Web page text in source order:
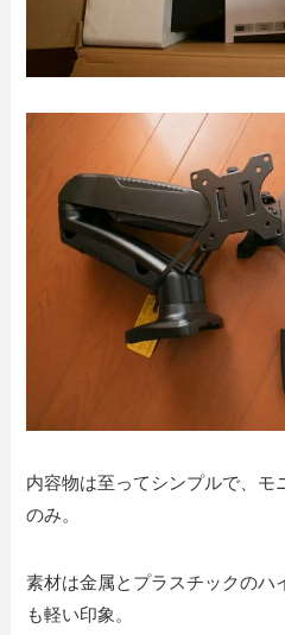
内容物は至ってシンプルで、モ
のみ。
素材は金属とプラスチックのハ
も軽い印象。